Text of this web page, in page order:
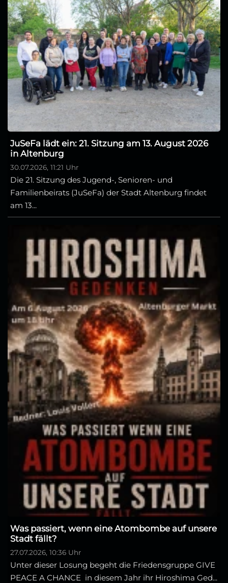
JuSeFa lädt ein: 21. Sitzung am 13. August 2026
in Altenburg
30.07.2026, 11:21 Uhr
Die 21. Sitzung des Jugend-, Senioren- und
Familienbeirats (JuSeFa) der Stadt Altenburg findet
am 13...
Was passiert, wenn eine Atombombe auf unsere
Stadt fällt?
27.07.2026, 10:36 Uhr
Unter dieser Losung begeht die Friedensgruppe GIVE
PEACE A CHANCE in diesem Jahr ihr Hiroshima Ged...